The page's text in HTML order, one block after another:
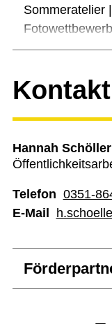
Sommeratelier
Fotowettbewerb
Kontakt
Hannah Schöller
Telefon 0351-
E-Mail